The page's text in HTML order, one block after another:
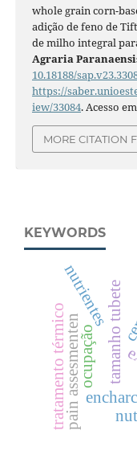
whole grain corn-
adição de feno de
de milho integral
Agraria
10.18188/
https://
iew/33084. Acesso
MORE CITATION
KEYWORDS
tamanho tubete
pain assesmentenocupação
tratamento térmico
nutrientes